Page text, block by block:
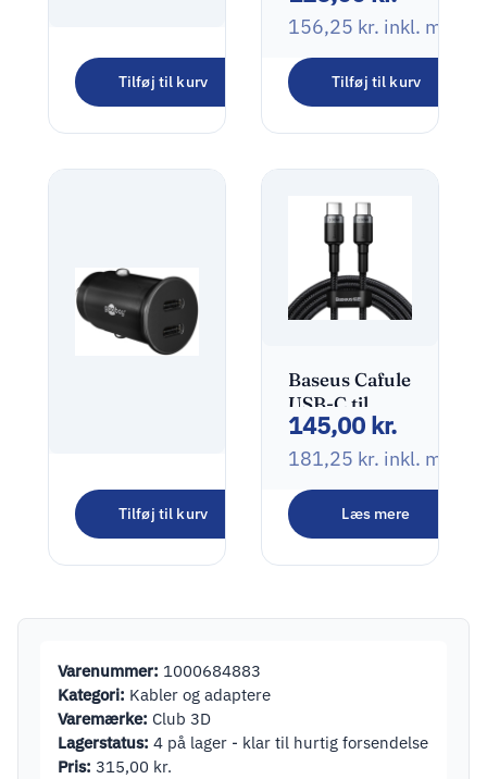
Club 3D CSV-
7200H
DisplayPort
til HDMI
450,00kr.
562,50kr.inkl. moms
Tilføj til kurv
adapter
156,25 kr. inkl. moms
Tilføj til kurv
Dual-USB-C
PD Auto Fast
Charger
devices with
USB-C
150,00kr.
187,50kr.inkl. moms
Tilføj til kurv
Baseus Cafule
USB-C til
USB-C kabel
100W 2m
grå/sort
145,00 kr.
181,25 kr. inkl. moms
Læs mere
Varenummer: 1000684883
Kategori: Kabler og adaptere
Varemærke: Club 3D
Lagerstatus: 4 på lager - klar til hurtig forsendelse
Pris: 315,00 kr.